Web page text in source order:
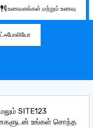
உணவகங்கள் மற்றும் உணவு
SITE123
உங்கள் சொந்த